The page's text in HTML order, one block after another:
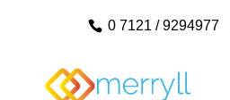
0 7121 / 9294977